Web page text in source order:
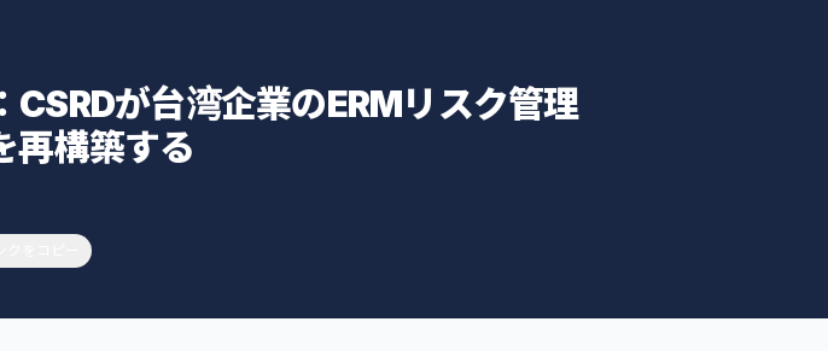
CSRDが台湾企業のERMリスク管理
再構築する